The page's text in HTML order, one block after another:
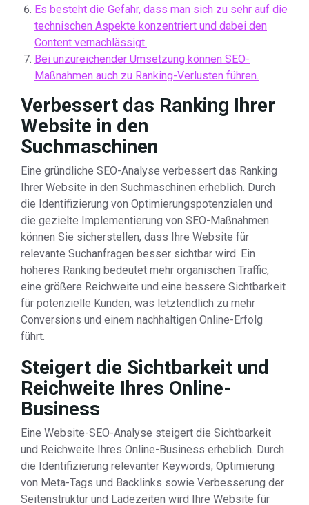
Es besteht die Gefahr, dass man sich zu sehr auf die
technischen Aspekte konzentriert und dabei den
Content vernachlässigt.
Bei unzureichender Umsetzung können SEO-
Maßnahmen auch zu Ranking-Verlusten führen.
Verbessert das Ranking Ihrer
Website in den
Suchmaschinen
Eine gründliche SEO-Analyse verbessert das Ranking
Ihrer Website in den Suchmaschinen erheblich. Durch
die Identifizierung von Optimierungspotenzialen und
die gezielte Implementierung von SEO-Maßnahmen
können Sie sicherstellen, dass Ihre Website für
relevante Suchanfragen besser sichtbar wird. Ein
höheres Ranking bedeutet mehr organischen Traffic,
eine größere Reichweite und eine bessere Sichtbarkeit
für potenzielle Kunden, was letztendlich zu mehr
Conversions und einem nachhaltigen Online-Erfolg
führt.
Steigert die Sichtbarkeit und
Reichweite Ihres Online-
Business
Eine Website-SEO-Analyse steigert die Sichtbarkeit
und Reichweite Ihres Online-Business erheblich. Durch
die Identifizierung relevanter Keywords, Optimierung
von Meta-Tags und Backlinks sowie Verbesserung der
Seitenstruktur und Ladezeiten wird Ihre Website für